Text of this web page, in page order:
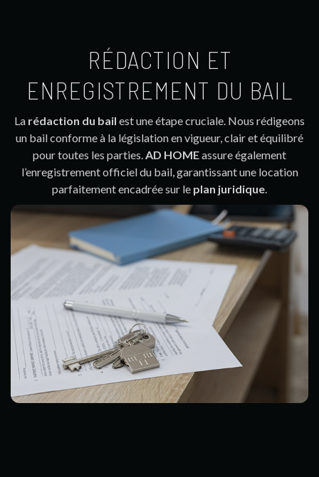
RÉDACTION ET
ENREGISTREMENT DU BAIL
La rédaction du bail est une étape cruciale. Nous rédigeons
un bail conforme à la législation en vigueur, clair et équilibré
pour toutes les parties.AD HOMEassure également
l’enregistrement officiel du bail, garantissant une location
parfaitement encadrée sur le plan juridique.